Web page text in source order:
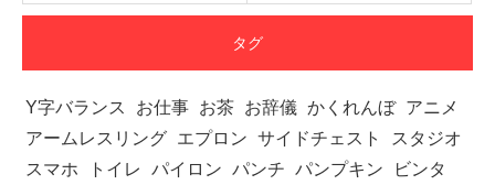
タグ
Y字バランス お仕事 お茶 お辞儀 かくれんぼ アニメ
アームレスリング エプロン サイドチェスト
スタジオ
スマホ
トイレ パイロン パンチ パンプキン
ビンタ